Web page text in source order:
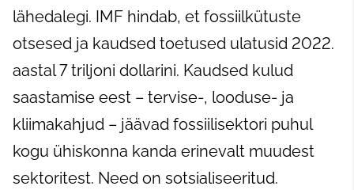
lähedalegi. IMF hindab, et fossiilkütuste
otsesed ja kaudsed toetused ulatusid 2022.
aastal 7 triljoni dollarini. Kaudsed kulud
saastamise eest – tervise-, looduse- ja
kliimakahjud – jäävad fossiilisektori puhul
kogu ühiskonna kanda erinevalt muudest
sektoritest. Need on sotsialiseeritud.